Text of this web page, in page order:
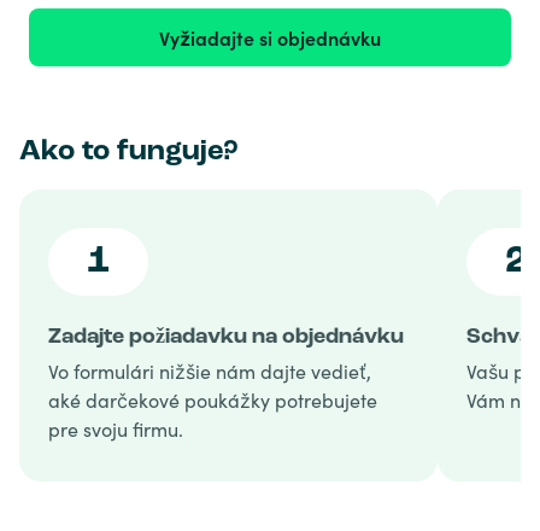
Vyžiadajte si objednávku
Ako to funguje?
1
Zadajte požiadavku na objednávku
Vo formulári nižšie nám dajte vedieť,
aké darčekové poukážky potrebujete
pre svoju firmu.
2
Vašu
Vám